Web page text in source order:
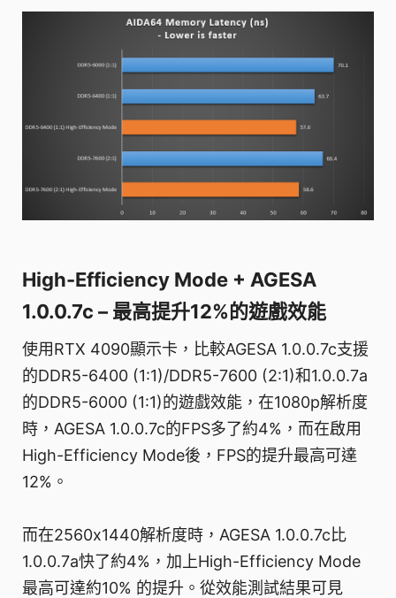
High-Efficiency Mode + AGESA
1.0.0.7c – 最高提升12%的遊戲效能
使用RTX 4090顯示卡，比較AGESA 1.0.0.7c支援
的DDR5-6400 (1:1)/DDR5-7600 (2:1)和1.0.0.7a
的DDR5-6000 (1:1)的遊戲效能，在1080p解析度
時，AGESA 1.0.0.7c的FPS多了約4%，而在啟用
High-Efficiency Mode後，FPS的提升最高可達
12%。
而在2560x1440解析度時，AGESA 1.0.0.7c比
1.0.0.7a快了約4%，加上High-Efficiency Mode
最高可達約10% 的提升。從效能測試結果可見